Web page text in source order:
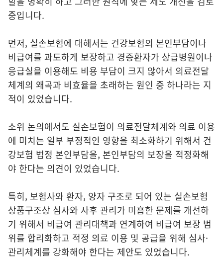
중입니다.
먼저, 실손보험에 대해서는 건강보험의 본인부담이나
비급여를 과도하게 보장하고 경증환자가 상급병원이나
응급실을 이용해도 비용 부담이 크지 않아서 의료전달
체계의 왜곡과 비효율을 초래하는 원인 중 하나라는 지
적이 있었습니다.
소위 논의에서도 실손보험이 의료전달체계와 의료 이용
에 미치는 일부 부정적인 영향을 최소화하기 위해서 건
강보험 법정 본인부담을, 본인부담의 보장을 적정화해
야 한다는 의견이 있었습니다.
특히, 보험사와 환자, 양자 구조로 되어 있는 실손보험
상품구조상 심사와 사후 관리가 미흡한 문제를 개선하
기 위해서 비급여 관리대책과 연계하여 비급여 보장 범
위를 합리화하고 적정 의료 이용 및 공급을 위해 심사·
관리체계를 강화해야 한다는 제안도 있었습니다.